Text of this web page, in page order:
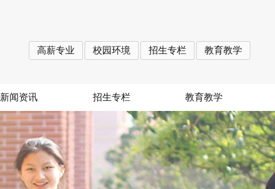
高薪专业 校园环境 招生专栏 教育教学
新闻资讯 招生专栏 教育教学